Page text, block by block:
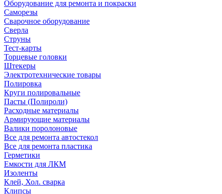
Оборудование для ремонта и покраски
Саморезы
Сварочное оборудование
Сверла
Струны
Тест-карты
Торцевые головки
Штекеры
Электротехнические товары
Полировка
Круги полировальные
Пасты (Полироли)
Расходные материалы
Армирующие материалы
Валики поролоновые
Все для ремонта автостекол
Все для ремонта пластика
Герметики
Емкости для ЛКМ
Изоленты
Клей, Хол. сварка
Клипсы